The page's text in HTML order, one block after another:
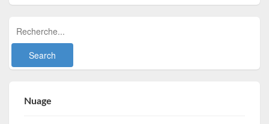
Nuage